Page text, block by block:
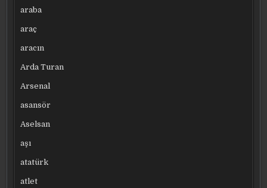
araba
araç
aracın
Arda Turan
Arsenal
asansör
Aselsan
aşı
atatürk
atlet